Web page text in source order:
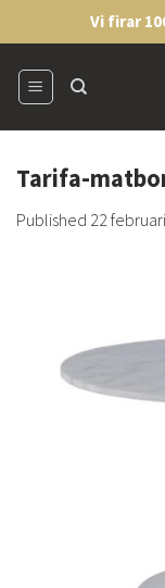
to
content
Vi firar
Tarifa-
Published 22